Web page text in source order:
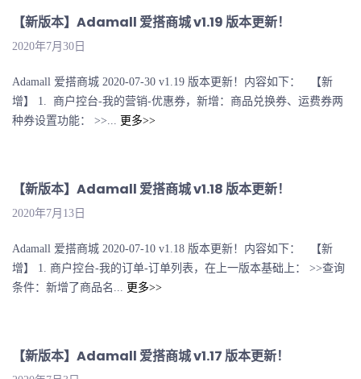
【新版本】Adamall 爱搭商城 v1.19 版本更新！
2020年7月30日
Adamall 爱搭商城 2020-07-30 v1.19 版本更新！内容如下： 【新
增】 1. 商户控台-我的营销-优惠券，新增：商品兑换券、运费券两
种券设置功能： >>... 更多>>
【新版本】Adamall 爱搭商城 v1.18 版本更新！
2020年7月13日
Adamall 爱搭商城 2020-07-10 v1.18 版本更新！内容如下： 【新
增】 1. 商户控台-我的订单-订单列表，在上一版本基础上： >>查询
条件：新增了商品名... 更多>>
【新版本】Adamall 爱搭商城 v1.17 版本更新！